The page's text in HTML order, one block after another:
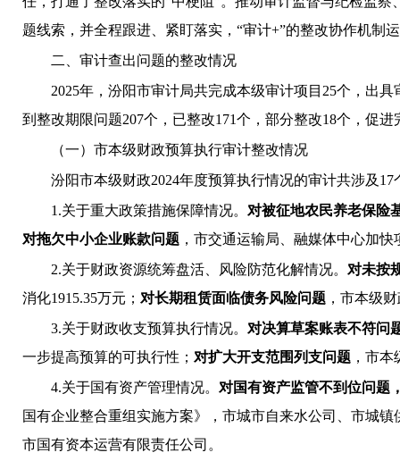
题线索，并全程跟进 紧盯落实， “审计+”的整改协作机制
二、审计查出问题的整改情况
2025年，汾阳市审计局共完成本级审计项目25个，出
到整改期限问题207个，已整改171个，部分整改18个，促进
（一）市本级财政预算执行审计整改情况
汾阳市本级财政2024年度预算执行情况的审计共涉及 17
1.关于重大政策措施保障情况。 对被征地农民养老保险
对拖欠中小企业账款问题 ，市交通运输局、融媒体中心加
2.关于财政资源统筹盘活、风险防范化解情况。 对未按
消化1915.35万元； 对长期租赁面临债务风险问题 ，市本级
3.关于财政收支预算执行情况。 对决算草案账表不符问
一步提高预算的可执行性； 对扩大开支范围列支问题 ，市
4.关于国有资产管理情况。 对国有资产监管不到位问题
国有企业整合重组实施方案》，市城市自来水公司、市城
市国有资本运营有限责任公司。